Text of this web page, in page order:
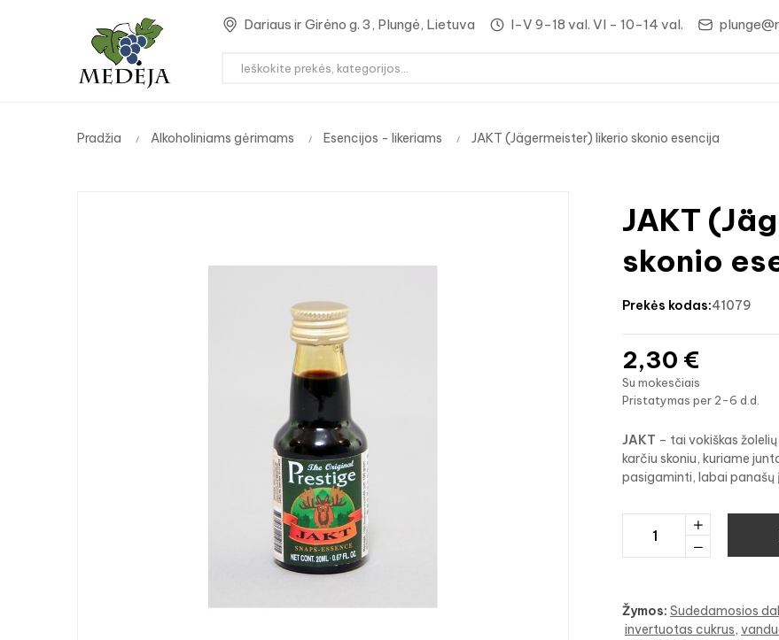
Dariaus ir Girėno g. 3, Plungė, Lietuva I-V 9-18 val. VI - 10-14 val.
Pradžia Alkoholiniams gėrimams Esencijos - likeriams JAKT (Jägermeister) likerio skonio esencija
JAKT
skonio
prekės kodas:41079
2,30 €
Su mokesčiais
Pristatymas per 2-6 d.d.
JAKT – tai vokiškas
karčiu skoniu, kuriame
pasigaminti, labai panašų į
Žymos: Sudedamosios
invertuotas cukrus